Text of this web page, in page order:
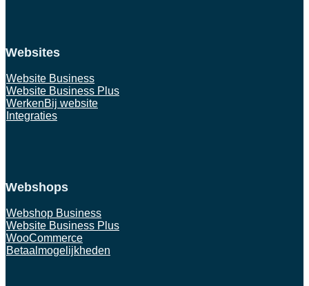
Websites
Website Business
Website Business Plus
WerkenBij website
Integraties
Webshops
Webshop Business
Website Business Plus
WooCommerce
Betaalmogelijkheden